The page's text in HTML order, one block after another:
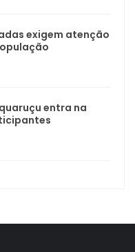
exigem atenção
entra na